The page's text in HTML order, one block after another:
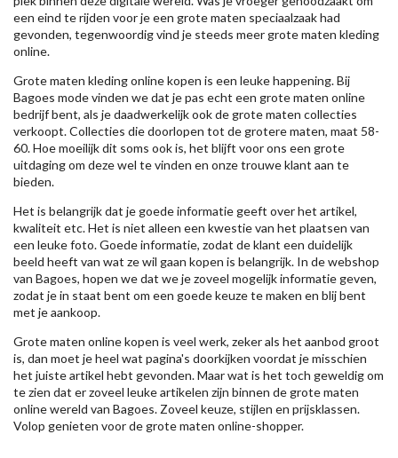
een eind te rijden voor je een grote maten speciaalzaak had
gevonden, tegenwoordig vind je steeds meer grote maten kleding
online.
Grote maten kleding online kopen is een leuke happening. Bij
Bagoes mode vinden we dat je pas echt een grote maten online
bedrijf bent, als je daadwerkelijk ook de grote maten collecties
verkoopt. Collecties die doorlopen tot de grotere maten, maat 58-
60. Hoe moeilijk dit soms ook is, het blijft voor ons een grote
uitdaging om deze wel te vinden en onze trouwe klant aan te
bieden.
Het is belangrijk dat je goede informatie geeft over het artikel,
kwaliteit etc. Het is niet alleen een kwestie van het plaatsen van
een leuke foto. Goede informatie, zodat de klant een duidelijk
beeld heeft van wat ze wil gaan kopen is belangrijk. In de webshop
van Bagoes, hopen we dat we je zoveel mogelijk informatie geven,
zodat je in staat bent om een goede keuze te maken en blij bent
met je aankoop.
Grote maten online kopen is veel werk, zeker als het aanbod groot
is, dan moet je heel wat pagina's doorkijken voordat je misschien
het juiste artikel hebt gevonden. Maar wat is het toch geweldig om
te zien dat er zoveel leuke artikelen zijn binnen de grote maten
online wereld van Bagoes. Zoveel keuze, stijlen en prijsklassen.
Volop genieten voor de grote maten online-shopper.